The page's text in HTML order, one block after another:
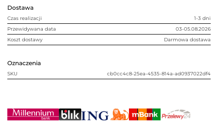
Dostawa
Czas realizacji
1-3 dni
Przewidywana data
03-05.08.2026
Koszt dostawy
Darmowa dostawa
Oznaczenia
SKU cb0cc4c8-25ea-4535-814a-ad0937022df4